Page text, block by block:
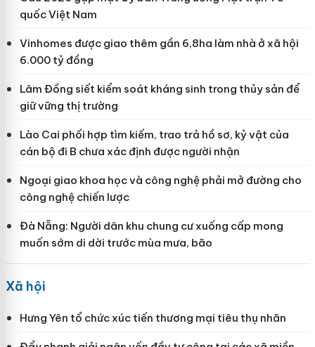
quốc Việt Nam
Vinhomes được giao thêm gần 6,8ha làm nhà ở xã hội
6.000 tỷ đồng
Lâm Đồng siết kiểm soát kháng sinh trong thủy sản để
giữ vững thị trường
Lào Cai phối hợp tìm kiếm, trao trả hồ sơ, kỷ vật của
cán bộ đi B chưa xác định được người nhận
Ngoại giao khoa học và công nghệ phải mở đường cho
công nghệ chiến lược
Đà Nẵng: Người dân khu chung cư xuống cấp mong
muốn sớm di dời trước mùa mưa, bão
Xã hội
Hưng Yên tổ chức xúc tiến thương mại tiêu thụ nhãn